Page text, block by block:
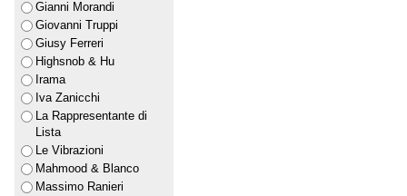
Gianni Morandi
Giovanni Truppi
Giusy Ferreri
Highsnob & Hu
Irama
Iva Zanicchi
La Rappresentante di
Lista
Le Vibrazioni
Mahmood & Blanco
Massimo Ranieri